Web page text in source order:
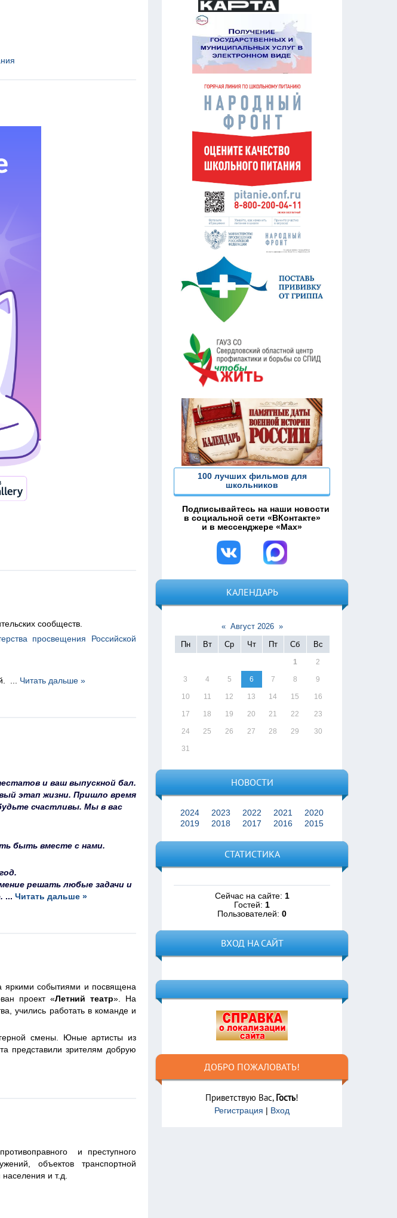
сообществ.
просвещения Российской
... Читать дальше »
и ваш выпускной бал.
этап жизни. Пришло время
счастливы. Мы в вас
быть вместе с нами.
решать любые задачи и
... Читать дальше »
яркими событиями и посвящена
проект «Летний театр». На
учились работать в команде и
смены. Юные артисты из
представили зрителям добрую
и преступного
объектов транспортной
населения и т.д.
100 лучших фильмов для
школьников
Подписывайтесь на наши новости
в социальной сети «ВКонтакте»
и в мессенджере «Max»
КАЛЕНДАРЬ
« Август 2026 »
Пн
Вт Ср Чт Пт Сб Вс
1 2
3 4 5 6 7 8 9
10 11 12 13 14 15 16
17 18 19 20 21 22 23
24 25 26 27 28 29 30
31
НОВОСТИ
2024 2023 2022 2021
2020
2019
2018 2017 2016 2015
СТАТИСТИКА
Сейчас на сайте: 1
Гостей:1
Пользователей:0
ВХОД НА САЙТ
ДОБРО ПОЖАЛОВАТЬ!
Приветствую Вас, Гость!
Регистрация Вход